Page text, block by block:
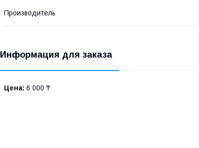
Производитель
Информация для заказа
Цена: 6 000 ₸